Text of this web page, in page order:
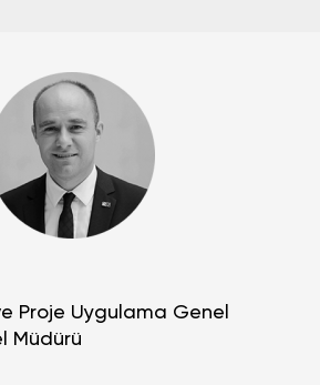
Proje Uygulama Genel
Müdürü